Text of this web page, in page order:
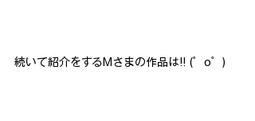
続いて紹介をするMさまの作品は!! (゜o゜)